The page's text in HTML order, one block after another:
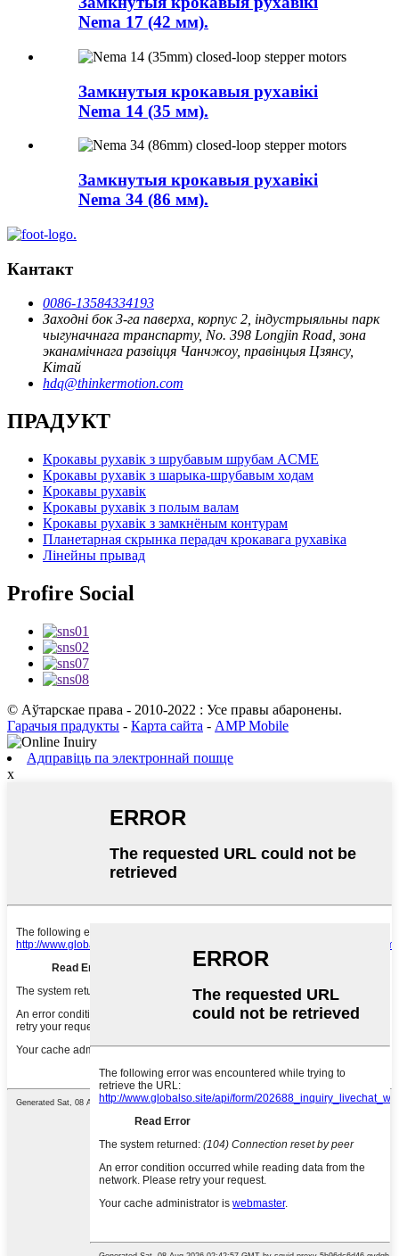
Nema 17 (42 мм).
Замкнутыя крокавыя рухавікі
Nema 14 (35 мм).
Замкнутыя крокавыя рухавікі
Nema 34 (86 мм).
Кантакт
0086-13584334193
Заходні бок 3-га паверха, корпус 2, індустрыяльны парк
чыгуначнага транспарту, No. 398 Longjin Road, зона
эканамічнага развіцця Чанчжоу, правінцыя Цзянсу,
Кітай
hdq@thinkermotion.com
ПРАДУКТ
Крокавы рухавік з шрубавым шрубам ACME
Крокавы рухавік з шарыка-шрубавым ходам
Крокавы рухавік
Крокавы рухавік з полым валам
Крокавы рухавік з замкнёным контурам
Планетарная скрынка перадач крокавага рухавіка
Лінейны прывад
Profire Social
© Аўтарскае права - 2010-2022 : Усе правы абаронены.
Гарачыя прадукты - Карта сайта - AMP Mobile
Адправіць па электроннай пошце
x